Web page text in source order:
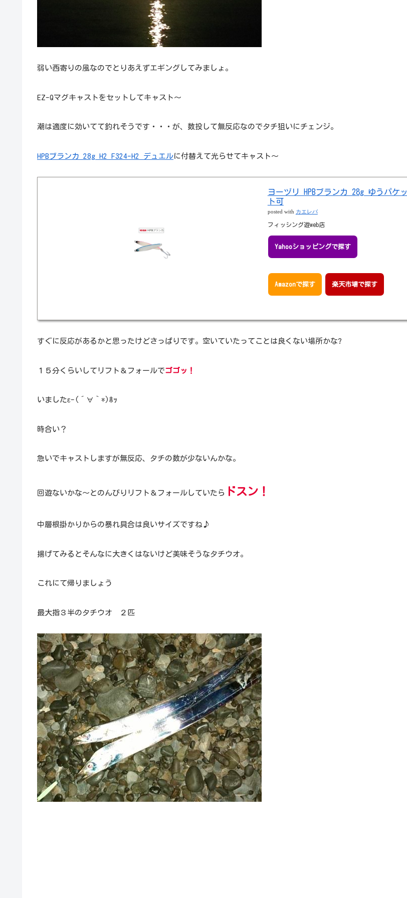
弱い西寄りの風なのでとりあえずエギングしてみましょ。
EZ-Qマグキャストをセットしてキャスト～
潮は適度に効いてて釣れそうです・・・が、数投して無反応なのでタチ狙いにチェンジ。
HPBブランカ 28g H2 F324-H2 デュエルに付替えて光らせてキャスト～
ヨーヅリ HPBブランカ 28g ゆうパケッ
ト可
posted with カエレバ
フィッシング遊web店
Yahooショッピングで探す
Amazonで探す 楽天市場で探す
すぐに反応があるかと思ったけどさっぱりです。空いていたってことは良くない場所かな?
１５分くらいしてリフト＆フォールでゴゴッ！
いましたε-(´∀｀*)ﾎｯ
時合い？
急いでキャストしますが無反応、タチの数が少ないんかな。
回遊ないかな～とのんびりリフト＆フォールしていたら ドスン！
中層根掛かりからの暴れ具合は良いサイズですね♪
揚げてみるとそんなに大きくはないけど美味そうなタチウオ。
これにて帰りましょう
最大指３半のタチウオ ２匹